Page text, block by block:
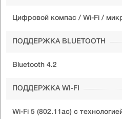
Цифровой компас / Wi-Fi /
ПОДДЕРЖКА BLUETOOTH
Bluetooth 4.2
ПОДДЕРЖКА WI-FI
Wi-Fi 5 (802.11ac) с